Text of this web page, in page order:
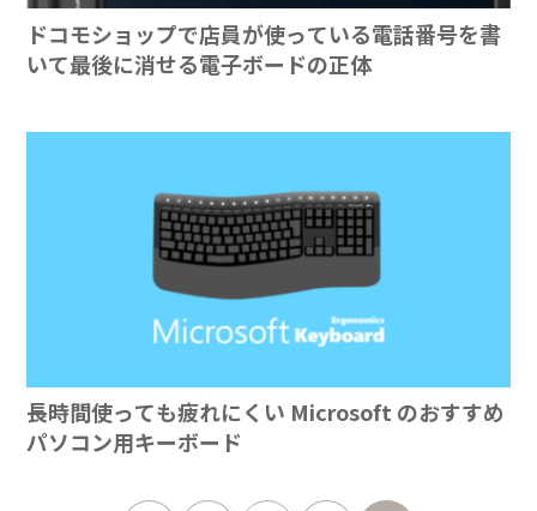
ドコモショップで店員が使っている電話番号を書
いて最後に消せる電子ボードの正体
長時間使っても疲れにくい Microsoft のおすすめ
パソコン用キーボード